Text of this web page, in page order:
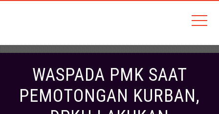
WASPADA PMK SAAT
PEMOTONGAN KURBAN,